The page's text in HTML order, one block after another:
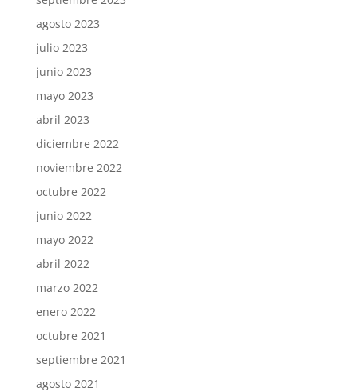
agosto 2023
julio 2023
junio 2023
mayo 2023
abril 2023
diciembre 2022
noviembre 2022
octubre 2022
junio 2022
mayo 2022
abril 2022
marzo 2022
enero 2022
octubre 2021
septiembre 2021
agosto 2021